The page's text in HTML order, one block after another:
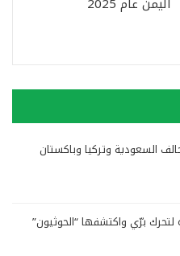
السعودية وتركيا وباكستان
برّي واكتشفها “الحوثيون”